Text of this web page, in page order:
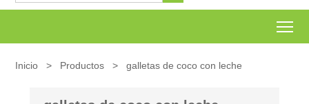
Inicio > Productos > galletas de coco con leche